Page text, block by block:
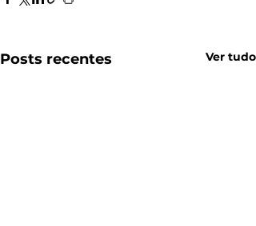
Posts recentes Ver tudo